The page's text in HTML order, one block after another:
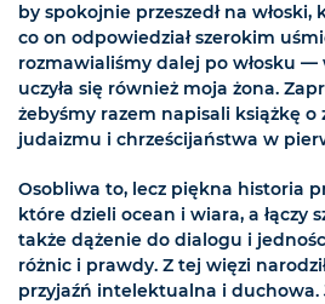
by spokojnie przeszedł na
co on odpowiedział szerokim
rozmawialiśmy dalej po włosku
uczyła się również moja żona.
żebyśmy razem napisali książkę o
judaizmu i chrześcijaństwa w
Osobliwa to, lecz piękna historia
które dzieli ocean i wiara, a łączy
także dążenie do dialogu i
różnic i prawdy. Z tej więzi
przyjaźń intelektualna i duchowa.